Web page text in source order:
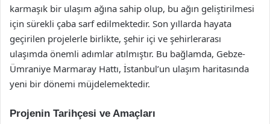
karmaşık bir ulaşım ağına sahip olup, bu ağın geliştirilmesi
için sürekli çaba sarf edilmektedir. Son yıllarda hayata
geçirilen projelerle birlikte, şehir içi ve şehirlerarası
ulaşımda önemli adımlar atılmıştır. Bu bağlamda, Gebze-
Ümraniye Marmaray Hattı, İstanbul’un ulaşım haritasında
yeni bir dönemi müjdelemektedir.
Projenin Tarihçesi ve Amaçları